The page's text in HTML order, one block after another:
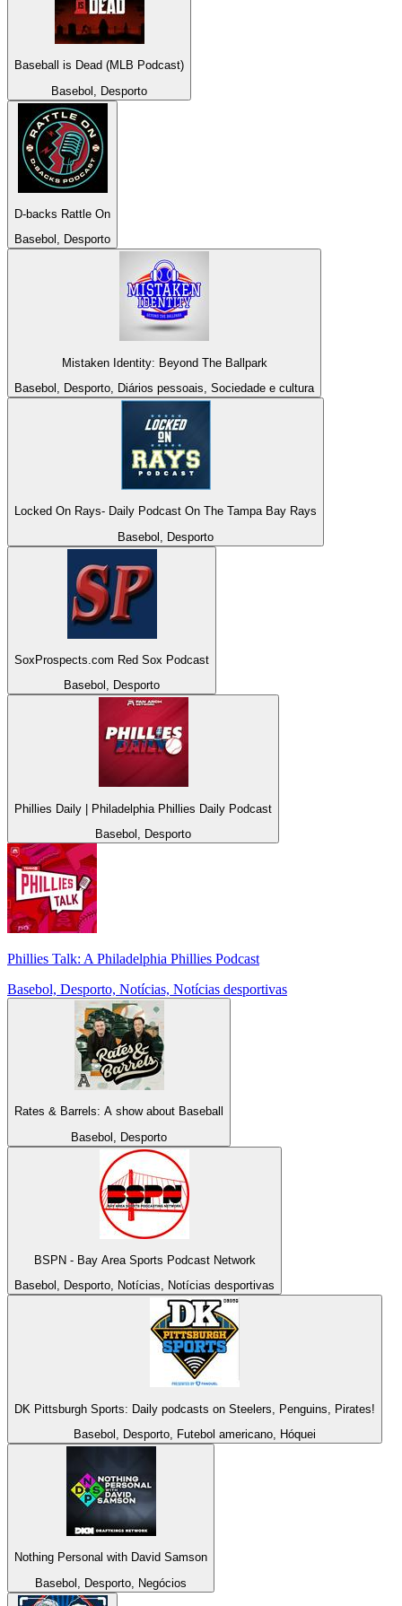
Baseball is Dead (MLB Podcast)
Basebol, Desporto
D-backs Rattle On
Basebol, Desporto
Mistaken Identity: Beyond The Ballpark
Basebol, Desporto, Diários pessoais, Sociedade e cultura
Locked On Rays- Daily Podcast On The Tampa Bay Rays
Basebol, Desporto
SoxProspects.com Red Sox Podcast
Basebol, Desporto
Phillies Daily | Philadelphia Phillies Daily Podcast
Basebol, Desporto
Phillies Talk: A Philadelphia Phillies Podcast
Basebol, Desporto, Notícias, Notícias desportivas
Rates & Barrels: A show about Baseball
Basebol, Desporto
BSPN - Bay Area Sports Podcast Network
Basebol, Desporto, Notícias, Notícias desportivas
DK Pittsburgh Sports: Daily podcasts on Steelers, Penguins, Pirates!
Basebol, Desporto, Futebol americano, Hóquei
Nothing Personal with David Samson
Basebol, Desporto, Negócios